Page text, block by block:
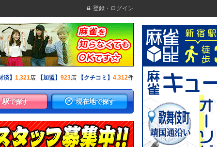
登録・ログイン
済】 1,321店 【加盟】 923店 【クチコミ】 4,312件
駅で探す 現在地で探す